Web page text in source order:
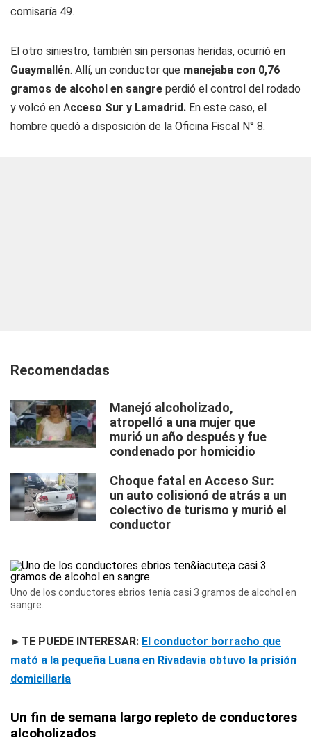
comisaría 49.
El otro siniestro, también sin personas heridas, ocurrió en
Guaymallén. Allí, un conductor que manejaba con 0,76
gramos de alcohol en sangre perdió el control del rodado
y volcó en Acceso Sur y Lamadrid. En este caso, el
hombre quedó a disposición de la Oficina Fiscal N° 8.
Recomendadas
Manejó alcoholizado,
atropelló a una mujer que
murió un año después y fue
condenado por homicidio
Choque fatal en Acceso Sur:
un auto colisionó de atrás a un
colectivo de turismo y murió el
conductor
Uno de los conductores ebrios tenía casi 3 gramos de alcohol en
sangre.
►TE PUEDE INTERESAR: El conductor borracho que
mató a la pequeña Luana en Rivadavia obtuvo la prisión
domiciliaria
Un fin de semana largo repleto de conductores
alcoholizados